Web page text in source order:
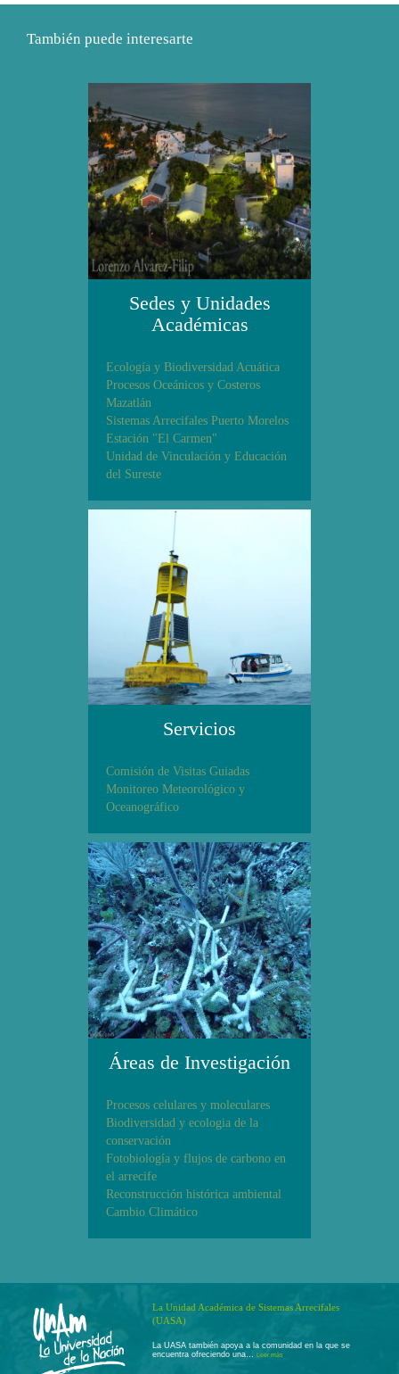
También puede interesarte
Sedes y Unidades
Académicas
Ecología y Biodiversidad Acuática
Procesos Oceánicos y Costeros
Mazatlán
Sistemas Arrecifales Puerto Morelos
Estación "El Carmen"
Unidad de Vinculación y Educación
del Sureste
Servicios
Comisión de Visitas Guiadas
Monitoreo Meteorológico y
Oceanográfico
Áreas de Investigación
Procesos celulares y moleculares
Biodiversidad y ecologia de la
conservación
Fotobiología y flujos de carbono en
el arrecife
Reconstrucción histórica ambiental
Cambio Climático
La Unidad Académica de Sistemas Arrecifales
(UASA)
La UASA también apoya a la comunidad en la que se
encuentra ofreciendo una… Leer más